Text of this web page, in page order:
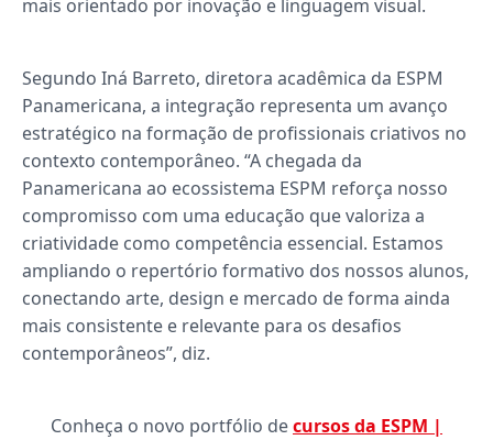
mais orientado por inovação e linguagem visual.
Segundo Iná Barreto, diretora acadêmica da ESPM
Panamericana, a integração representa um avanço
estratégico na formação de profissionais criativos no
contexto contemporâneo. “A chegada da
Panamericana ao ecossistema ESPM reforça nosso
compromisso com uma educação que valoriza a
criatividade como competência essencial. Estamos
ampliando o repertório formativo dos nossos alunos,
conectando arte, design e mercado de forma ainda
mais consistente e relevante para os desafios
contemporâneos”, diz.
Conheça o novo portfólio decursos da ESPM |